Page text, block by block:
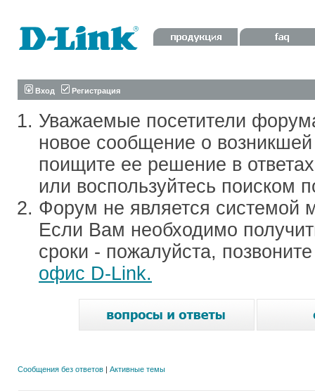
Вход Регистрация
Уважаемые посетители
новое сообщение о
поищите ее решение в
или воспользуйтесь поиском
Форум не является системой
Если Вам необходимо
сроки - пожалуйста,
офис D-Link.
Сообщения без ответов | Активные темы